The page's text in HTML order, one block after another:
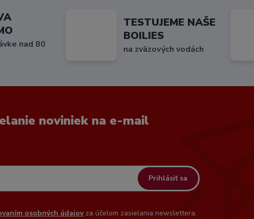
nad 80
TESTUJEME NAŠE
BOILIES
na zväzových vodách
noviniek na e-mail
Prihlásiť sa
osobných údajovza účelom zasielania newslettera.